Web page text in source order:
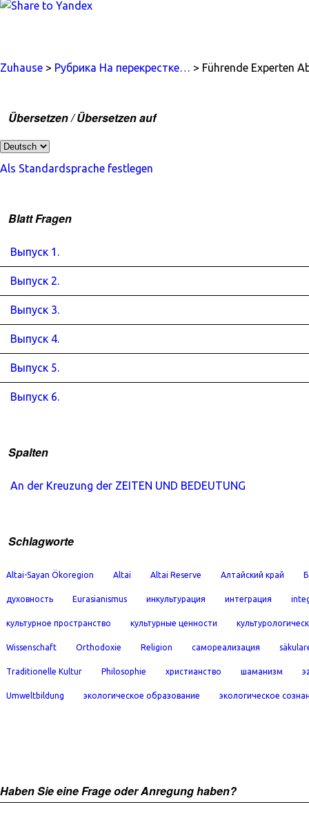
Zuhause > Рубрика На перекрестке… > Führende Experten
Übersetzen / Übersetzen auf
Als Standardsprache festlegen
Blatt Fragen
Выпуск 1.
Выпуск 2.
Выпуск 3.
Выпуск 4.
Выпуск 5.
Выпуск 6.
Spalten
An der Kreuzung der ZEITEN UND BEDEUTUNG
Schlagworte
Altai-Sayan Ökoregion Altai Altai Reserve Алтайский край
духовность Eurasianismus инкультурация интеграция
культурное пространство культурные ценности
Wissenschaft Orthodoxie Religion самореализация
Traditionelle Kultur Philosophie христианство шаманизм
Umweltbildung экологическое образование экологическое
Haben Sie eine Frage oder Anregung haben?